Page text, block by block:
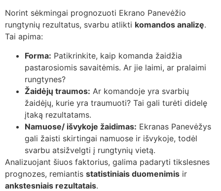
Norint sėkmingai prognozuoti Ekrano Panevėžio
rungtynių rezultatus, svarbu atlikti komandos analizę.
Tai apima:
Forma: Patikrinkite, kaip komanda žaidžia
pastarosiomis savaitėmis. Ar jie laimi, ar pralaimi
rungtynes?
Žaidėjų traumos: Ar komandoje yra svarbių
žaidėjų, kurie yra traumuoti? Tai gali turėti didelę
įtaką rezultatams.
Namuose/ išvykoje žaidimas: Ekranas Panevėžys
gali žaisti skirtingai namuose ir išvykoje, todėl
svarbu atsižvelgti į rungtynių vietą.
Analizuojant šiuos faktorius, galima padaryti tikslesnes
prognozes, remiantis statistiniais duomenimis ir
ankstesniais rezultatais.